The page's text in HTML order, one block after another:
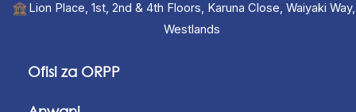
Lion Place, 1st, 2nd & 4th Floors, Karuna Close, Waiyaki Way,
Westlands
Ofisi za ORPP